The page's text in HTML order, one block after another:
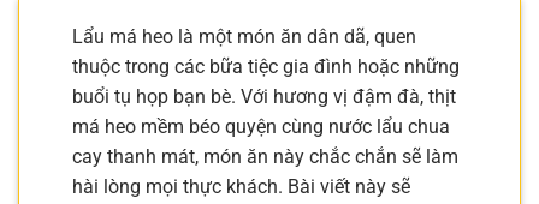
Lẩu má heo là một món ăn dân dã, quen
thuộc trong các bữa tiệc gia đình hoặc những
buổi tụ họp bạn bè. Với hương vị đậm đà, thịt
má heo mềm béo quyện cùng nước lẩu chua
cay thanh mát, món ăn này chắc chắn sẽ làm
hài lòng mọi thực khách. Bài viết này sẽ